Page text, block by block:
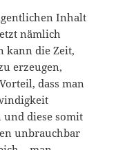
Inhalt
nämlich
kann die Zeit,
erzeugen,
dass man
und diese somit
unbrauchbar